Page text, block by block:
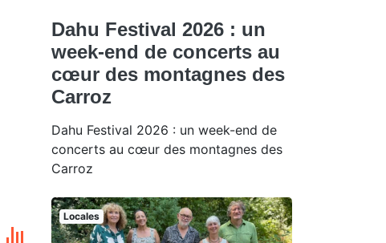
Dahu Festival 2026 : un
week-end de concerts au
cœur des montagnes des
Carroz
Dahu Festival 2026 : un week-end de
concerts au cœur des montagnes des
Carroz
Locales